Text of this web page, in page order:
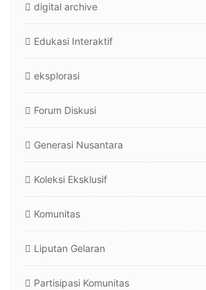
digital archive
Edukasi Interaktif
eksplorasi
Forum Diskusi
Generasi Nusantara
Koleksi Eksklusif
Komunitas
Liputan Gelaran
Partisipasi Komunitas